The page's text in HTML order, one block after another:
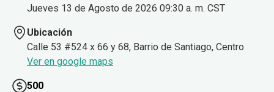
Jueves 13 de Agosto de 2026 09:30 a. m. CST
Ubicación
Calle 53 #524 x 66 y 68, Barrio de Santiago, Centro
Ver en google maps
500